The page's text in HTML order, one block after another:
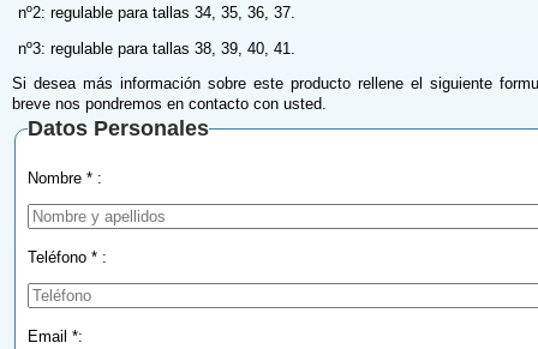
nº2: regulable para tallas 34, 35, 36, 37.
nº3: regulable para tallas 38, 39, 40, 41.
Si desea más información sobre este producto rellene el siguiente
breve nos pondremos en contacto con usted.
Datos Personales
Nombre * :
Teléfono * :
Email *: